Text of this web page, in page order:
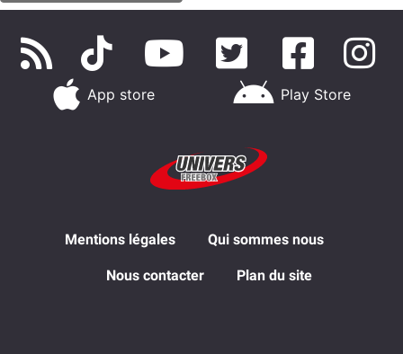
App store Play Store
Mentions légales Qui sommes nous
Nous contacter Plan du site